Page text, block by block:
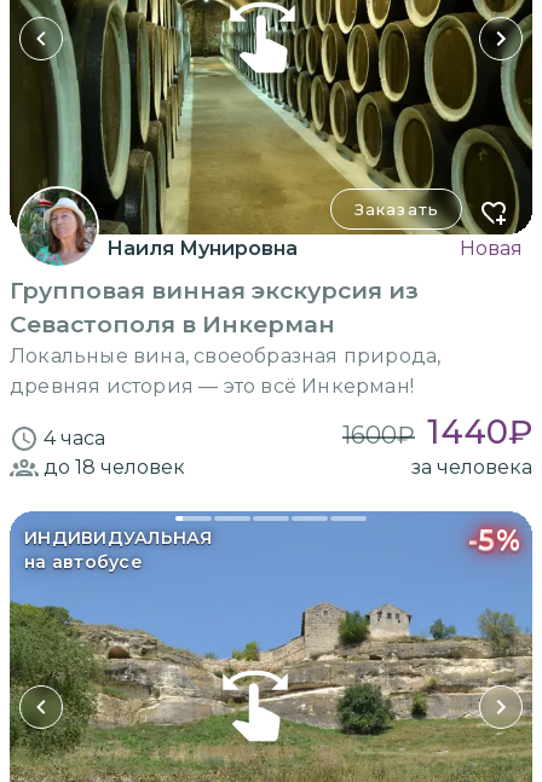
Заказать
Наиля Мунировна Новая
Групповая винная экскурсия из
Севастополя в Инкерман
Локальные вина, своеобразная природа,
древняя история — это всё Инкерман!
4 часа 1600₽ 1440₽
до 18 человек за человека
ИНДИВИДУАЛЬНАЯ
на автобусе
-5%